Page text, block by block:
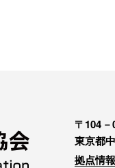
〒104－
東京都
拠点情